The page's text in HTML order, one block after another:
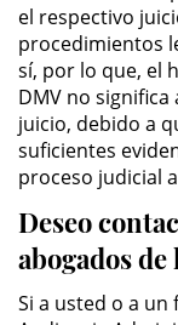
el respectivo
procedimientos
sí, por lo que, el
DMV no
juicio, debido a
suficientes
proceso judicial
Deseo
abogados
Si a usted o a